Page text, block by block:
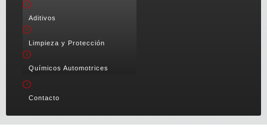
Aditivos
Limpieza y Protección
Químicos Automotrices
Contacto